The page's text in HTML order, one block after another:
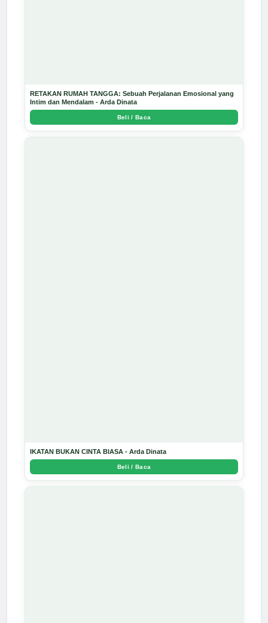
RETAKAN RUMAH TANGGA: Sebuah Perjalanan Emosional yang
Intim dan Mendalam - Arda Dinata
Beli / Baca
IKATAN BUKAN CINTA BIASA - Arda Dinata
Beli / Baca